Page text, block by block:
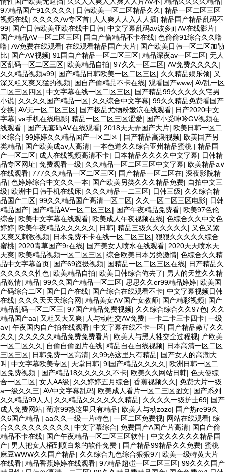
97精品国产91久久久久 | 日韩欧美一区二区精品久久 | 精品一区二区三区
视频在线| 久久久久Av专区首| 人人爽人人入人人插| 精品国产精品乱码不
99| 国产日韩欧美亚欧在线中日韩| 中文字幕乱码av波多ji| AV在线影片|
国产精品AⅤ一区二区三区| 国自产偷精品不卡在线| 色偷偷91综合久久噜
噜| AV免费在线观看| 在线观看精品国产大片| 国产欧美日韩一区二区加勒
比| 国产AⅤ视频| 91国自产精品一区二区三区| 精品深夜av一区二区| 无人
区乱码一区二区三区| 欧美精品自拍| 97久久一区二区| AV免费久久久久 |
久久精品视频a99| 国产精品日韩欧美一区二区三区| 久久精品娱乐领| 又
深又粗又爽又猛的视频| 国自产偷精品不卡在线| 观看国产www| AV乱一区
二区三区四区| 中文字幕在线一区二区三区| 国产精品99久久久久久宅男
小说| 久久久久国产精品一区| 久久综合中文字幕| 99久久精品免费看国产
交换| AV无一区二区三区| 国产极品尤物粉嫩泬在线观看| 日产2020中文
字幕| va手机在线电影| 精品一区二区三区涩爱| 国产小受呻吟GV视频在
线观看 | 国产无套码AⅤ在线观看| 2018天天弄国产大片| 欧美日韩一区二
区综合| 99婷婷久久精品国产一区二区 | 国产精品高潮视频| 欧美国产另
类精品| 国产欧美成aⅴ人高清| 一本色道久久综合亚州精品蜜桃 | 精品国
产一区二区| 成人在线视频高清不卡| 日本精品久久久久中文字幕| 日韩精
品专区网址| 免费观看一级| 久久精品一区二区三区中文字幕| 欧美精品a∨
在线观看| 777久久精品一区二区三区| 国产精品一区二区在| 深夜影院精
品| 色婷婷综合中文久久一本| 国产欧美另类久久久精品免费| 自拍中文三
级| 欧洲中日韩手机在线床| 久久久精品一二三区| 日韩三级| 久久综合精
品国产二区| 99久久精品国产高清一区二区| 久久一区二区三区电影| 日韩
精品国产| 国产精品AⅤ一区二区三区| 国产午夜精品免费看| 欧美97色伦
综合| 欧美中文字幕在线观看| 欧美成人午夜视频在线| 色综合久久中文色
婷婷| 欧美午夜精品久久久久久 | 日韩| 精品三级久久久久久久 | 又色又紧
又爽又刺激视频| 日本免费不卡在线一区二区三区| 狠狠久久久久久综合
蜜桃| 2020青草国产9r在线| 国产美女人喷水在线观看| 2020天天喷水天
天爽| 欧美精品视频一区二区三区| 综合欧美日本另类激情| 色综合久久精
品中文字幕首页| 国产69盗摄视频| 国精品一区二区三区在线| 日产精品久
久久久久久性色| 欧美精品自拍| 欧美日韩综合俺去了| 男人的天堂久久精
品激情| 精品| 99久久国产精品一区二区| 思思久久er99精品婷婷| 欧美国
产码综合二区| 国产日产在线| 国产综合在线观看不卡| 中文字幕视频日韩
在线| 久久久天天天综合网| 精品美女AⅤ国产女教师| 国产精彩视频| 国产
精品乱码一区二区三| 97国产精品免费视频| 久久综合综合久久97色| 久久
精品国产aa| 又粗又大又爽| 人与动牲交AV免费| 一卡二卡三卡四卡| 一级
aⅴ| 午夜国内自产拍在线观看| 中文字幕在线不卡一区| 国产精品嫩草久久
久久 | 久久久久久精品免费免费看片| 欧美人与黑人牲交全过程视| 产欧美
一区二区久久 | 自偷自偷图片在线| 精品自在自线视频| 日本高清一区二区
三区三区| 日韩免费一区高清| 久99热这里只有精品| 国产女人的高潮大
叫 | 中文字幕欧美专区| 天堂日韩| 9l国产精品久久久久 | 欧洲日韩一区二
区免费视频 | 国产精品18久久久久久不卡| 欧美久久网站日韩| 色天使综
合一区二区| 女人AA级| 久久婷婷五月综合| 香蕉视频久久 | 免费大片一级
a一级久久三| AV中文字幕乱码| 欧美成人看片一区二三区图文| 国产系列
久久精品99人人 | 久久精品久久久久久久精品| 久久久久一级护士69| 国产
成人免费网站| 葡京99热这里只有精品| 欧美人与动zozo| 国产热re99久
久6国产精品 | aa久久一级一片特色| 一区二区免费视| 网站在线观看| 综
合久久久久久久久久久 | 中文字幕综合| 免费国产A国产片高清| 国自产偷
精品不卡在线| 国产午夜精品一区二区三区软件 | 中文久久久久久精品国
产| 男人把女人桶到喷白浆的软件免费 | 国产精品99精品久久免费| 蜜桃
麻豆WWW久久国产精品| 久久综合九色综合狠狠97| 欧美一级特黄大片
在线看| 精品香蕉婷婷在线观看| 97精品超碰一区二区三区| 99久久久国产